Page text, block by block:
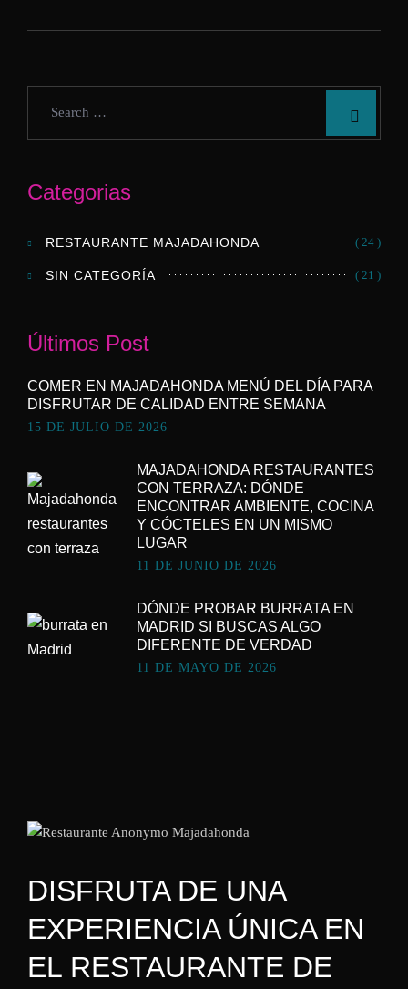
Categorias
RESTAURANTE MAJADAHONDA ( 24 )
SIN CATEGORÍA ( 21 )
Últimos Post
COMER EN MAJADAHONDA MENÚ DEL DÍA PARA
DISFRUTAR DE CALIDAD ENTRE SEMANA
15 DE JULIO DE 2026
MAJADAHONDA RESTAURANTES
CON TERRAZA: DÓNDE
ENCONTRAR AMBIENTE, COCINA
Y CÓCTELES EN UN MISMO
LUGAR
11 DE JUNIO DE 2026
DÓNDE PROBAR BURRATA EN
MADRID SI BUSCAS ALGO
DIFERENTE DE VERDAD
11 DE MAYO DE 2026
DISFRUTA DE UNA
EXPERIENCIA ÚNICA EN
EL RESTAURANTE DE